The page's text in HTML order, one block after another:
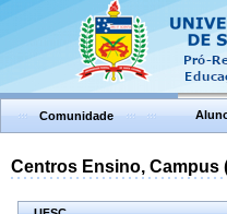
Comunidade
Centros Ensino,